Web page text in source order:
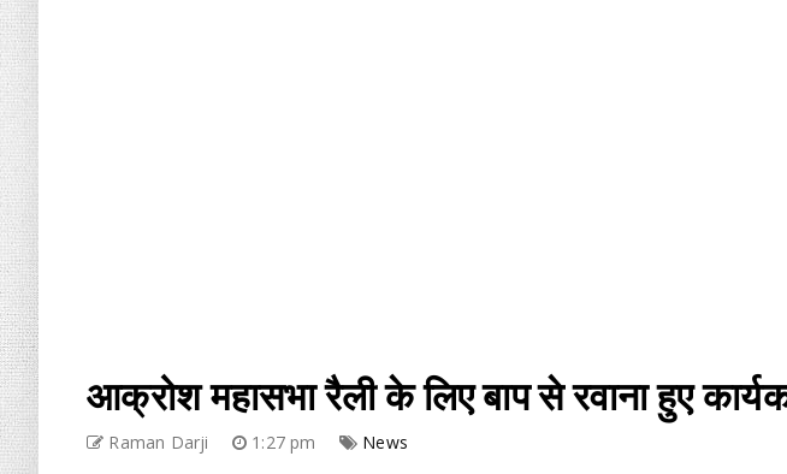
आक्रोश महासभा रैली के लिए बाप से रवाना हुए
Raman Darji 1:27 pm News